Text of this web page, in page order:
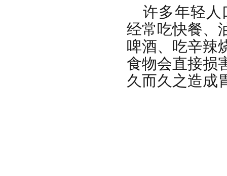
许多年轻人
经常吃快餐、
啤酒、吃辛辣
食物会直接损
久而久之造成